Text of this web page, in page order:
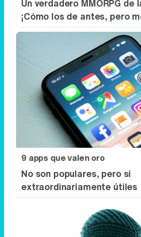
Un verdadero MMORPG de
¡Cómo los de antes, pero
9 apps que valen oro
No son populares, pero sí
extraordinariamente útiles